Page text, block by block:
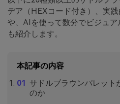
デア（HEXコード付き）、実
や、AIを使って数分でビジュ
も紹介します。
本記事の内容
サドルブラウンパレット
のか